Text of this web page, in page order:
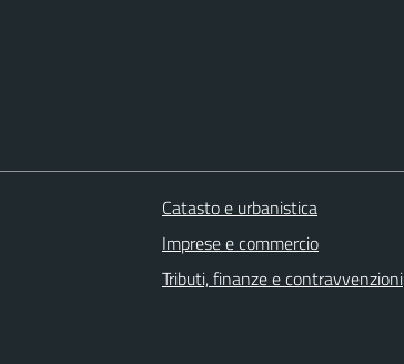
Catasto e urbanistica
Imprese e commercio
Tributi, finanze e contravvenzioni